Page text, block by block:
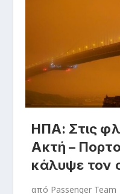
ΗΠΑ: Στις
Ακτή –
κάλυψε τον
από Passenger Team